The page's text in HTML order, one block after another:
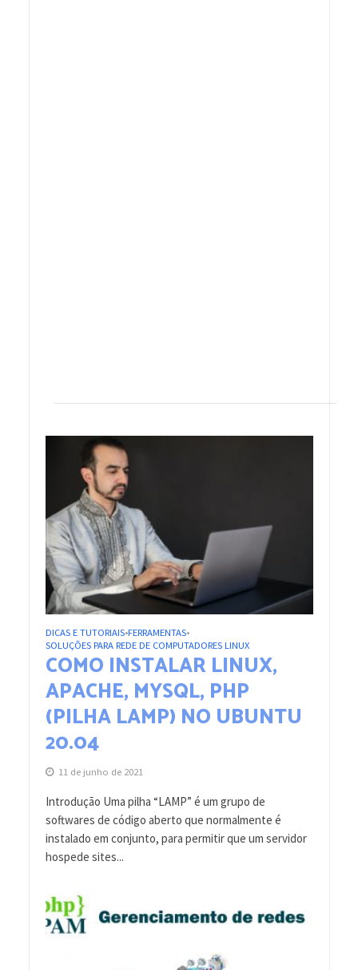
DICAS E TUTORIAIS•FERRAMENTAS•
SOLUÇÕES PARA REDE DE COMPUTADORES LINUX
COMO INSTALAR LINUX,
APACHE, MYSQL, PHP
(PILHA LAMP) NO UBUNTU
20.04
11 de junho de 2021
Introdução Uma pilha “LAMP” é um grupo de
softwares de código aberto que normalmente é
instalado em conjunto, para permitir que um servidor
hospede sites...